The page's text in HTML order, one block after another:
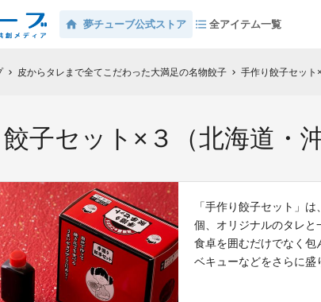
夢チューブ公式ストア 全アイテム一覧
chevron_right 皮からタレまで全てこだわった大満足の名物餃子 chevron_right 手作り餃子セット
子セット×３（北海道・
「手作り餃子セット」
個、オリジナルのタレと
食卓を囲むだけでなく包
ベキューなどをさらに盛